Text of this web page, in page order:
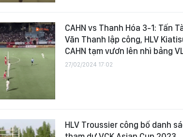
CAHN vs Thanh Hóa 3-1: Tấn
Văn Thanh lập công, HLV
CAHN tạm vươn lên nhì bảng
27/02/2024 17:02
HLV Troussier công bố danh